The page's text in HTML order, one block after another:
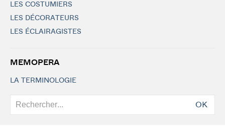
LES COSTUMIERS
LES DÉCORATEURS
LES ÉCLAIRAGISTES
MEMOPERA
LA TERMINOLOGIE
OK